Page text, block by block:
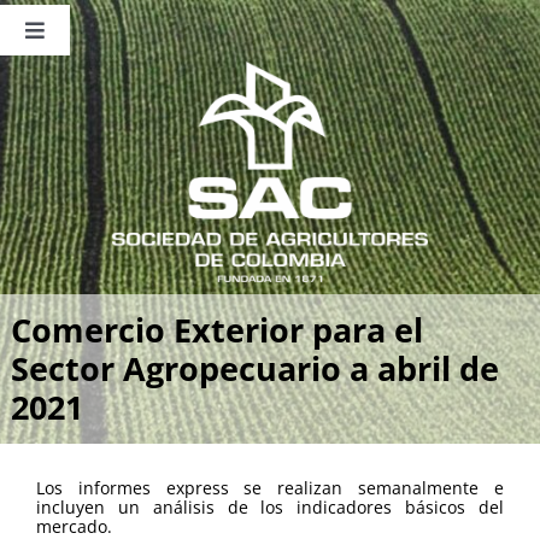
Saltar
contenido
Toggle
Navigation
Nosotros
Publicaciones
Sala de Prensa
Eventos
Comercio Exterior para el
Sector Agropecuario a abril de
2021
Los informes express se realizan semanalmente e
incluyen un análisis de los indicadores básicos del
mercado.